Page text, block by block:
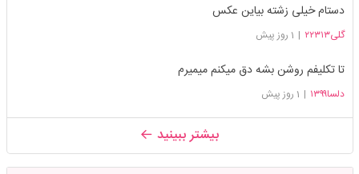
دستام خیلی زشته بیاین عکس
گلی۲۲۳۱۳ | 1 روز پیش
تا تکلیفم روشن بشه دق میکنم میمیرم
دلسا۱۳۹۹ | 1 روز پیش
بیشتر ببینید